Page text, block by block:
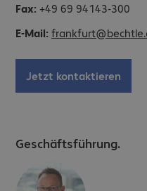
Fax: +49 69 94143-300
E-Mail:
Jetzt kontaktieren
Geschäftsführung.